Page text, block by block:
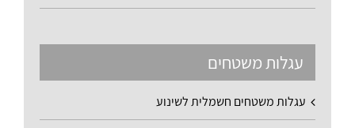
עגלות משטחים
עגלות משטחים חשמלית לשינוע